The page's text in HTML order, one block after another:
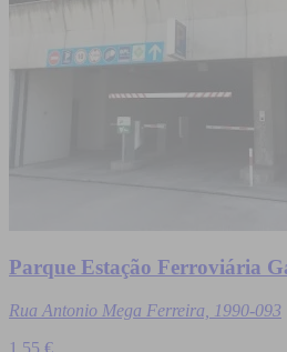
Parque Estação Ferroviária
Rua Antonio Mega Ferreira, 1990-093
1,55 €